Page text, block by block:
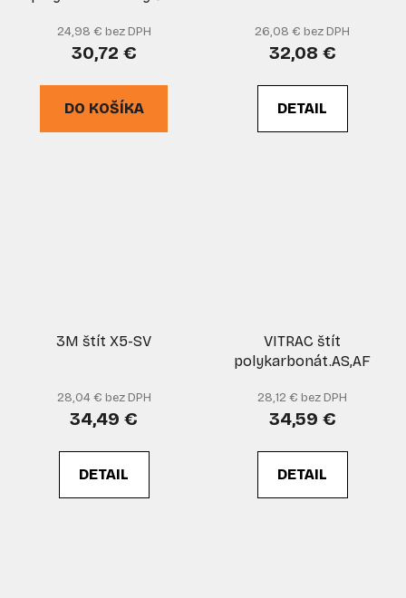
24,98 € bez DPH
30,72 €
DO KOŠÍKA
26,08 € bez DPH
32,08 €
DETAIL
3M štít X5-SV
28,04 € bez DPH
34,49 €
DETAIL
VITRAC štít
polykarbonát.AS,AF
28,12 € bez DPH
34,59 €
DETAIL